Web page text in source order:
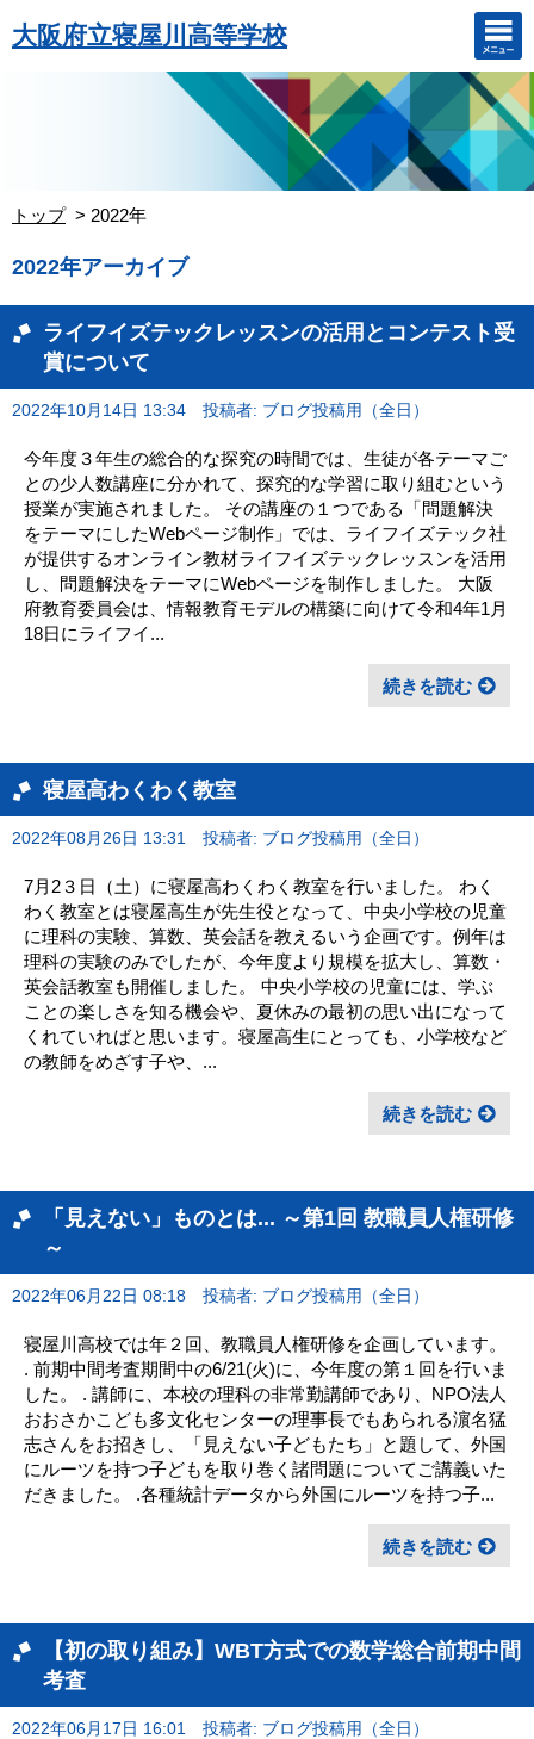
大阪府立寝屋川高等学校
トップ 2022年
2022年アーカイブ
ライフイズテックレッスンの活用とコンテスト受
賞について
2022年10月14日 13:34 投稿者: ブログ投稿用（全日）
今年度３年生の総合的な探究の時間では、生徒が各テーマご
との少人数講座に分かれて、探究的な学習に取り組むという
授業が実施されました。 その講座の１つである「問題解決
をテーマにしたWebページ制作」では、ライフイズテック社
が提供するオンライン教材ライフイズテックレッスンを活用
し、問題解決をテーマにWebページを制作しました。 大阪
府教育委員会は、情報教育モデルの構築に向けて令和4年1月
18日にライフイ...
続きを読む
寝屋高わくわく教室
2022年08月26日 13:31 投稿者: ブログ投稿用（全日）
7月2３日（土）に寝屋高わくわく教室を行いました。 わく
わく教室とは寝屋高生が先生役となって、中央小学校の児童
に理科の実験、算数、英会話を教えるいう企画です。例年は
理科の実験のみでしたが、今年度より規模を拡大し、算数・
英会話教室も開催しました。 中央小学校の児童には、学ぶ
ことの楽しさを知る機会や、夏休みの最初の思い出になって
くれていればと思います。寝屋高生にとっても、小学校など
の教師をめざす子や、...
続きを読む
「見えない」ものとは... ～第1回 教職員人権研修
～
2022年06月22日 08:18 投稿者: ブログ投稿用（全日）
寝屋川高校では年２回、教職員人権研修を企画しています。
. 前期中間考査期間中の6/21(火)に、今年度の第１回を行いま
した。 . 講師に、本校の理科の非常勤講師であり、NPO法人
おおさかこども多文化センターの理事長でもあられる濵名猛
志さんをお招きし、「見えない子どもたち」と題して、外国
にルーツを持つ子どもを取り巻く諸問題についてご講義いた
だきました。 .各種統計データから外国にルーツを持つ子...
続きを読む
【初の取り組み】WBT方式での数学総合前期中間
考査
2022年06月17日 16:01 投稿者: ブログ投稿用（全日）